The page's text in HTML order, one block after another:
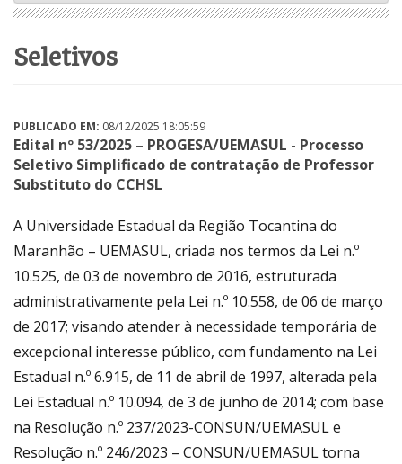
seletivos
PUBLICADO EM: 08/12/2025 18:05:59
Edital nº 53/2025 – PROGESA/UEMASUL - Processo
Seletivo Simplificado de contratação de Professor
Substituto do CCHSL
A Universidade Estadual da Região Tocantina do
Maranhão – UEMASUL, criada nos termos da Lei n.º
10.525, de 03 de novembro de 2016, estruturada
administrativamente pela Lei n.º 10.558, de 06 de março
de 2017; visando atender à necessidade temporária de
excepcional interesse público, com fundamento na Lei
Estadual n.º 6.915, de 11 de abril de 1997, alterada pela
Lei Estadual n.º 10.094, de 3 de junho de 2014; com base
na Resolução n.º 237/2023-CONSUN/UEMASUL e
Resolução n.º 246/2023 – CONSUN/UEMASUL torna